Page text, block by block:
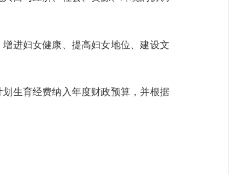
进妇女健康、提高妇女地位、建设文
生育经费纳入年度财政预算，并根据